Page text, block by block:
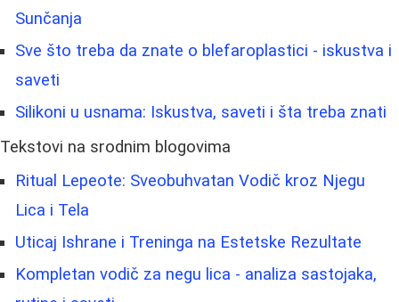
Sunčanja
Sve što treba da znate o blefaroplastici - iskustva i
saveti
Silikoni u usnama: Iskustva, saveti i šta treba znati
Tekstovi na srodnim blogovima
Ritual Lepeote: Sveobuhvatan Vodič kroz Njegu
Lica i Tela
Uticaj Ishrane i Treninga na Estetske Rezultate
Kompletan vodič za negu lica - analiza sastojaka,